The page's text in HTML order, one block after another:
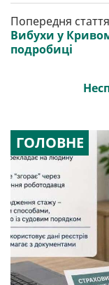
Попередня
Вибухи у
подробиці
ГОЛОВНЕ